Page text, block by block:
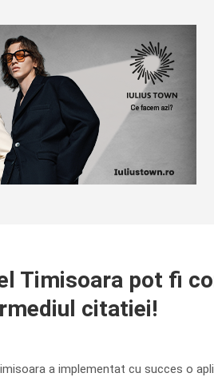
Timisoara pot fi
citatiei!
a implementat cu succes o